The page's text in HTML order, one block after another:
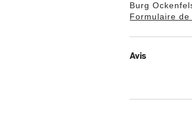
Burg
Formulaire de
Avis